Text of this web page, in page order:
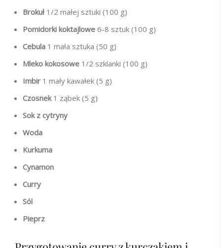
Brokuł1/2 małej sztuki (100 g)
Pomidorki koktajlowe 6-8 sztuk (100 g)
Cebula 1 mała sztuka (50 g)
Mleko kokosowe 1/2 szklanki (100 g)
Imbir 1 mały kawałek (5 g)
Czosnek1 ząbek (5 g)
Sok z cytryny
Woda
Kurkuma
Cynamon
Curry
Sól
Pieprz